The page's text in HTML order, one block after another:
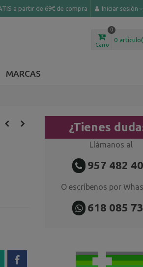
a partir de 69€ de compra Iniciar sesión
Carro
0
0
MARCAS
¿Tienes
Llámanos al
957 482
O escríbenos por
618 085